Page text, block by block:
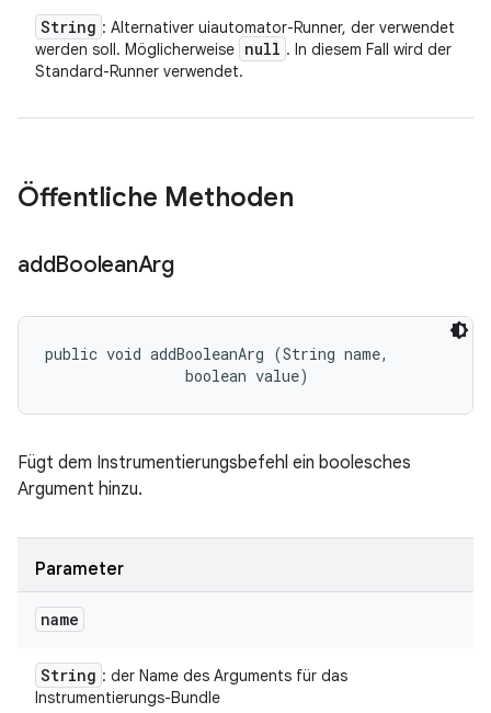
String : Alternativer uiautomator-Runner, der verwendet
werden soll. Möglicherweise null . In diesem Fall wird der
Standard-Runner verwendet.
Öffentliche Methoden
addBooleanArg
public void addBooleanArg (String name,
                boolean value)
Fügt dem Instrumentierungsbefehl ein boolesches
Argument hinzu.
Parameter
name
String : der Name des Arguments für das
Instrumentierungs-Bundle